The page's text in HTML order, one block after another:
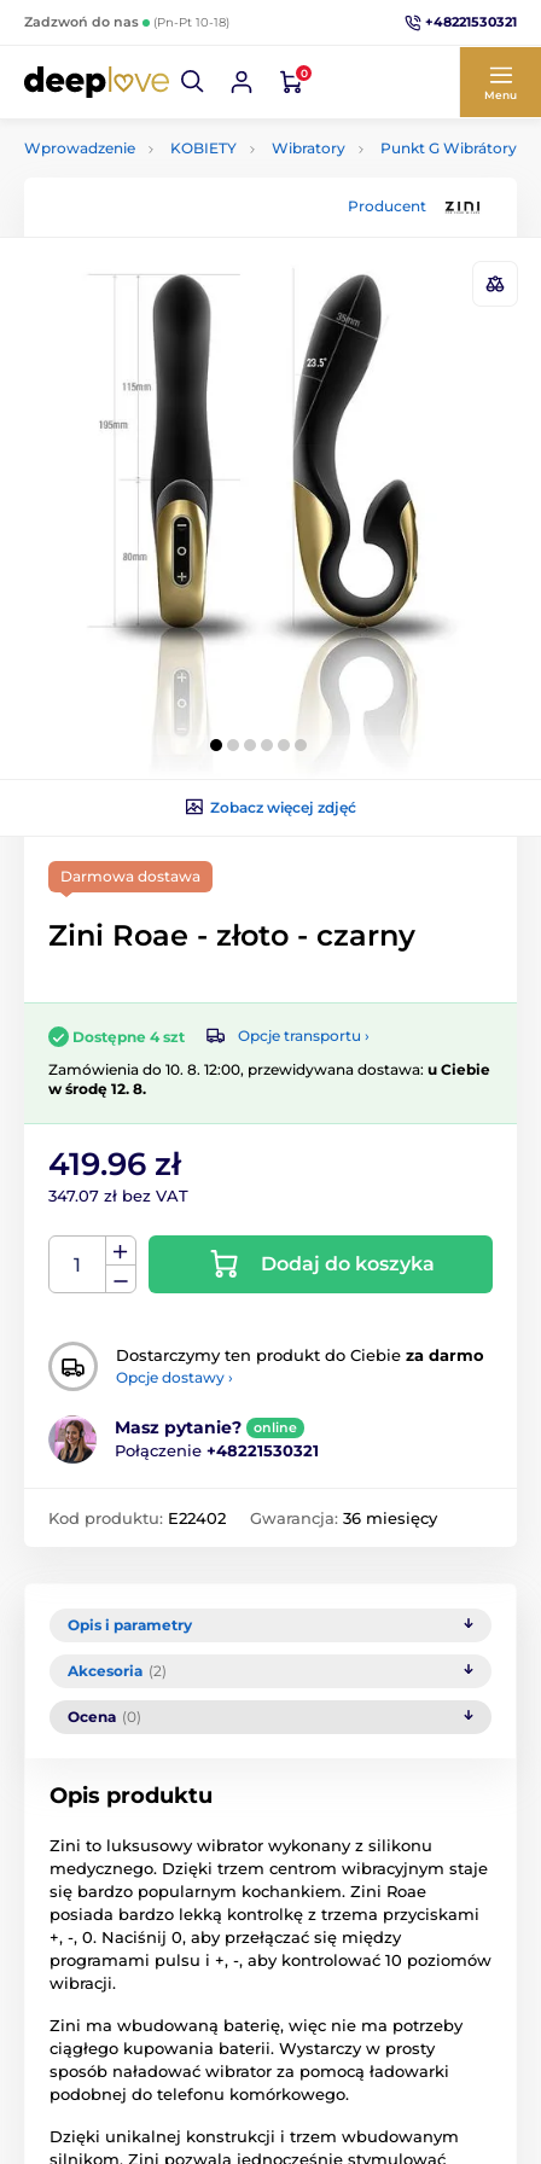
Zadzwoń do nas (Pn-Pt 10-18) +48221530321
0
Menu
Wprowadzenie KOBIETY Wibratory Punkt G Wibrátory
Producent
Zobacz więcej zdjęć
Darmowa dostawa
Zini Roae - złoto - czarny
Dostępne 4 szt
Opcje transportu ›
Zamówienia do 10. 8. 12:00, przewidywana dostawa: u Ciebie
w środę 12. 8.
419.96 zł
347.07 zł bez VAT
Dodaj do koszyka
Dostarczymy ten produkt do Ciebie za darmo
Opcje dostawy ›
Masz pytanie? online
Połączenie +48221530321
Kod produktu: E22402 Gwarancja: 36 miesięcy
Opis i parametry
Akcesoria (2)
Ocena (0)
Opis produktu
Zini to luksusowy wibrator wykonany z silikonu
medycznego. Dzięki trzem centrom wibracyjnym staje
się bardzo popularnym kochankiem. Zini Roae
posiada bardzo lekką kontrolkę z trzema przyciskami
+, -, 0. Naciśnij 0, aby przełączać się między
programami pulsu i +, -, aby kontrolować 10 poziomów
wibracji.
Zini ma wbudowaną baterię, więc nie ma potrzeby
ciągłego kupowania baterii. Wystarczy w prosty
sposób naładować wibrator za pomocą ładowarki
podobnej do telefonu komórkowego.
Dzięki unikalnej konstrukcji i trzem wbudowanym
silnikom, Zini pozwala jednocześnie stymulować